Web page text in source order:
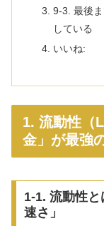
9-3. 最後
している
いいね:
1. 流動性（
金」が最強
1-1. 流動性
速さ」